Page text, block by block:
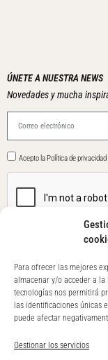
Para ofrecer las mejores
almacenar y/o acceder a
tecnologías nos permitirá
las identificaciones únicas
puede afectar
Gestionar los servicios
ÚNETE A NUESTRA NEWS
Novedades y mucha
Acepto la Política de privacidad